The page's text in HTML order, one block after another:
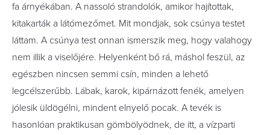
fa árnyékában. A nassoló strandolók, amikor hajítottak,
kitakarták a látómezőmet. Mit mondjak, sok csúnya testet
láttam. A csúnya test onnan ismerszik meg, hogy valahogy
nem illik a viselőjére. Helyenként bő rá, máshol feszül, az
egészben nincsen semmi csín, minden a lehető
legcélszerűbb. Lábak, karok, kipárnázott fenék, amelyen
jólesik üldögélni, mindent elnyelő pocak. A tevék is
hasonlóan praktikusan gömbölyödnek, de itt, a vízparti